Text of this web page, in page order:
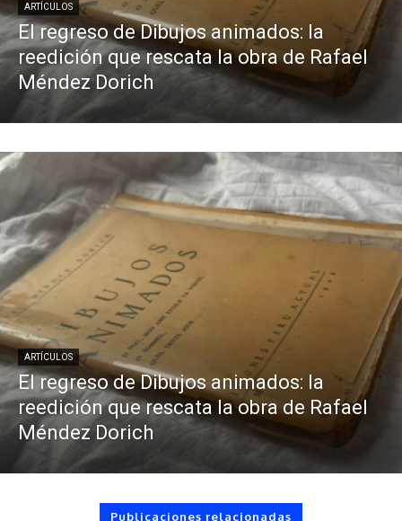
ARTÍCULOS
El regreso de Dibujos animados: la
reedición que rescata la obra de Rafael
Méndez Dorich
ARTÍCULOS
El regreso de Dibujos animados: la
reedición que rescata la obra de Rafael
Méndez Dorich
Publicaciones relacionadas